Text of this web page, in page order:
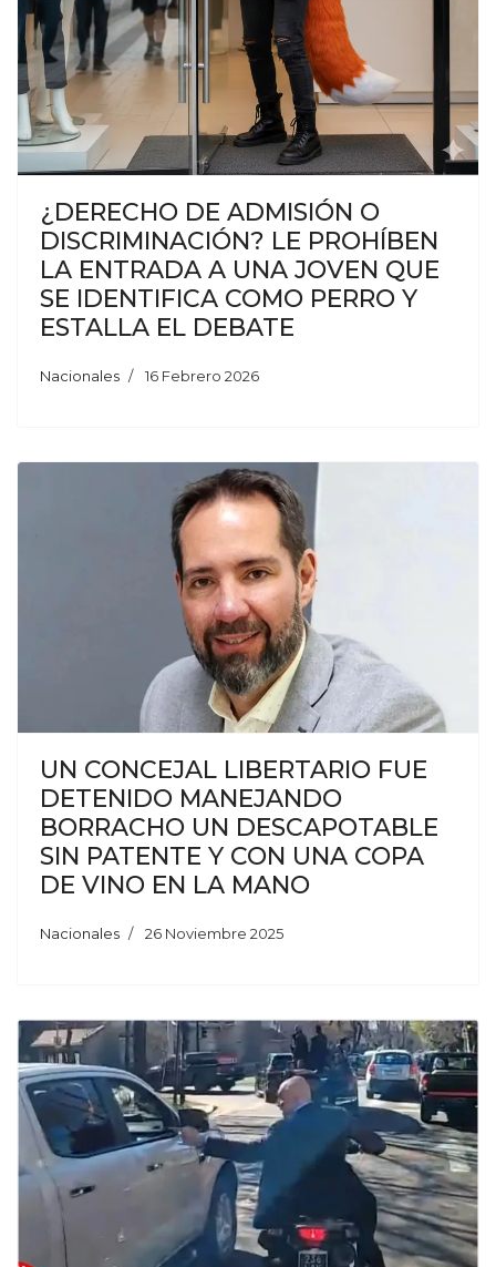
¿DERECHO DE ADMISIÓN O
DISCRIMINACIÓN? LE PROHÍBEN
LA ENTRADA A UNA JOVEN QUE
SE IDENTIFICA COMO PERRO Y
ESTALLA EL DEBATE
Nacionales 16 Febrero 2026
UN CONCEJAL LIBERTARIO FUE
DETENIDO MANEJANDO
BORRACHO UN DESCAPOTABLE
SIN PATENTE Y CON UNA COPA
DE VINO EN LA MANO
Nacionales 26 Noviembre 2025